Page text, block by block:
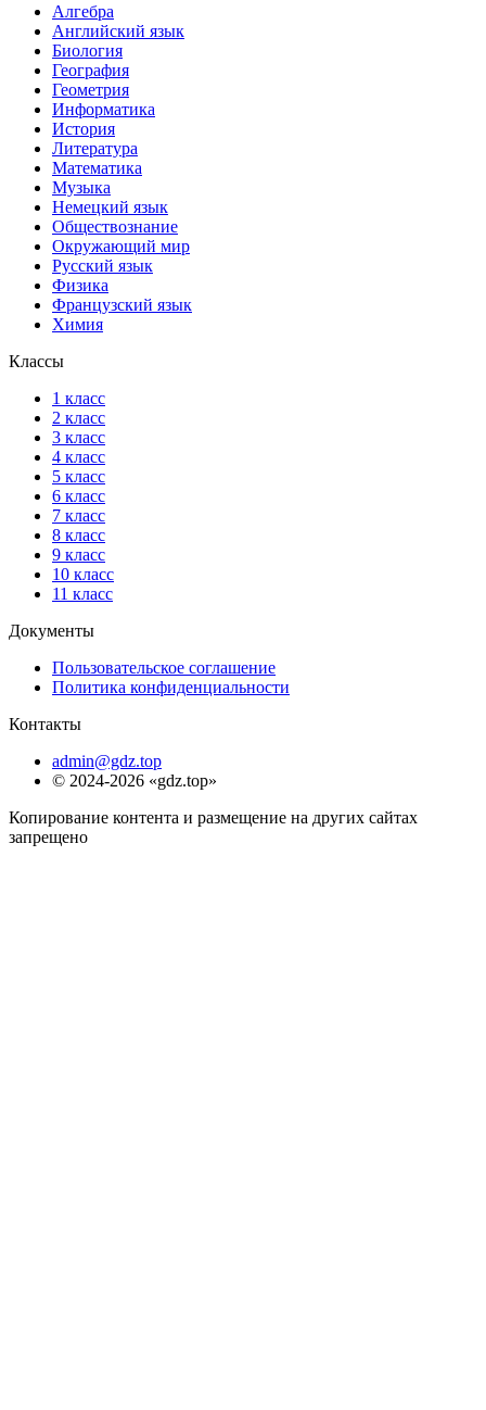
Алгебра
Английский язык
Биология
География
Геометрия
Информатика
История
Литература
Математика
Музыка
Немецкий язык
Обществознание
Окружающий мир
Русский язык
Физика
Французский язык
Химия
Классы
1 класс
2 класс
3 класс
4 класс
5 класс
6 класс
7 класс
8 класс
9 класс
10 класс
11 класс
Документы
Пользовательское соглашение
Политика конфиденциальности
Контакты
admin@gdz.top
© 2024-2026 «gdz.top»
Копирование контента и размещение на других сайтах
запрещено